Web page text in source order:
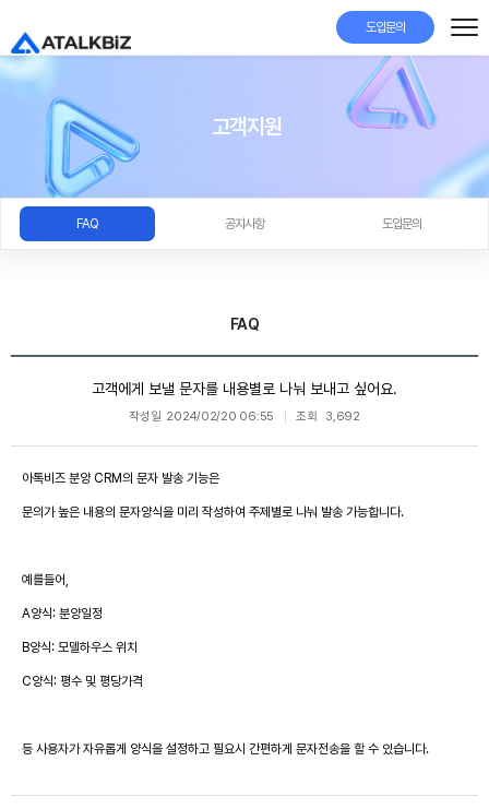
도입문의
고객지원
FAQ 공지사항 도입문의
FAQ
고객에게 보낼 문자를 내용별로 나눠 보내고 싶어요.
작성일 2024/02/20 06:55 조회 3,692
아톡비즈 분양 CRM의 문자 발송 기능은
문의가 높은 내용의 문자양식을 미리 작성하여 주제별로 나눠 발송 가능합니다.
예를들어,
A양식: 분양일정
B양식: 모델하우스 위치
C양식: 평수 및 평당가격
등 사용자가 자유롭게 양식을 설정하고 필요시 간편하게 문자전송을 할 수 있습니다.